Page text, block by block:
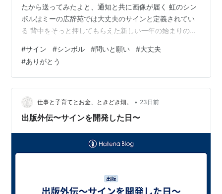
たから送ってみたよと、通知と共に画像が届く 虹のシン
ボルはミーの広辞苑では大丈夫のサインと定義されてい
る 背中をそっと押してもらえた新しい一年の始まりの日
#サイン #シンボル #問いと願い #大丈夫
#ありがとう
仕事と子育てとお金、ときどき畑。 • 23日前
出版外伝〜サインを開発した日〜